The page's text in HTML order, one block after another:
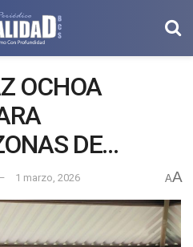
OCHOA
DE
DEL
MANEJO DE
1 marzo, 2026 AA